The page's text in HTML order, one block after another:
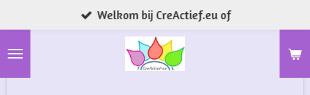
direct
naar
Welkom bij CreActief.eu of